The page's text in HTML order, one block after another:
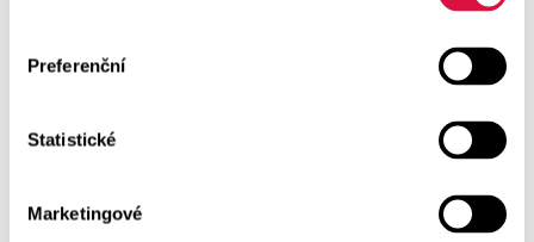
Preferenční
Statistické
Marketingové